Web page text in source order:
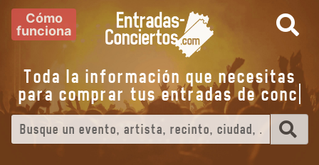
Cómo
funciona
Toda la información que necesitas
para comprar tus entradas de